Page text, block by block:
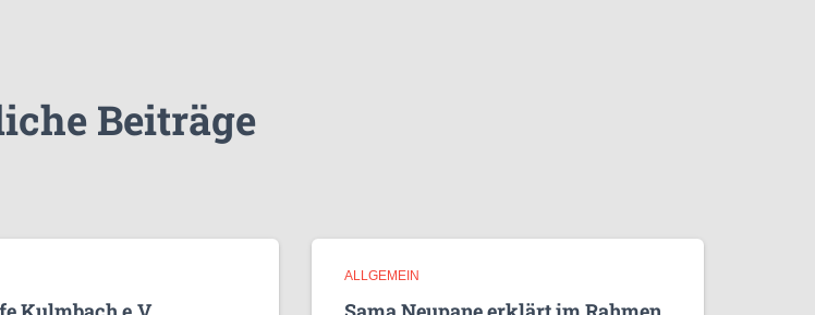
Beiträge
ALLGEMEIN